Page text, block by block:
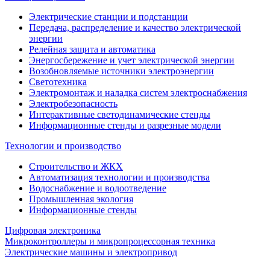
Электрические станции и подстанции
Передача, распределение и качество электрической
энергии
Релейная защита и автоматика
Энергосбережение и учет электрической энергии
Возобновляемые источники электроэнергии
Светотехника
Электромонтаж и наладка систем электроснабжения
Электробезопасность
Интерактивные светодинамические стенды
Информационные стенды и разрезные модели
Технологии и производство
Строительство и ЖКХ
Автоматизация технологии и производства
Водоснабжение и водоотведение
Промышленная экология
Информационные стенды
Цифровая электроника
Микроконтроллеры и микропроцессорная техника
Электрические машины и электропривод